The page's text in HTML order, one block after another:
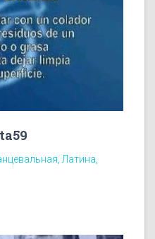
Латина,